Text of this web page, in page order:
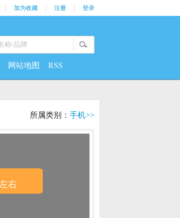
加为收藏 注册 登录
网站地图 RSS
所属类别： 手机>>
右